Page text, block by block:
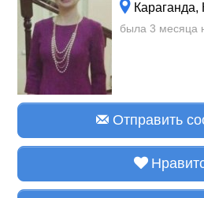
Караганда,
была 3 месяца
Отправить